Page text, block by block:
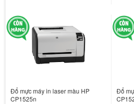
Đổ mực máy in laser màu HP
CP1525n
Đổ